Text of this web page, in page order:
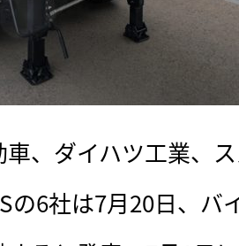
、ダイハツ工業、
の6社は7月20日、バ